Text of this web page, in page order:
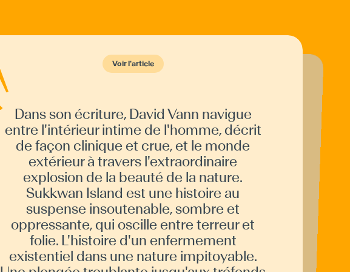
Voir l'article
Dans son écriture, David Vann navigue
entre l'intérieur intime de l'homme, décrit
de façon clinique et crue, et le monde
extérieur à travers l'extraordinaire
explosion de la beauté de la nature.
Sukkwan Island est une histoire au
suspense insoutenable, sombre et
oppressante, qui oscille entre terreur et
folie. L'histoire d'un enfermement
existentiel dans une nature impitoyable.
Voir l'article
Paru en 2009 en version originale et
l'année suivante en France aux éditions
Gallmeister, Sukkwan Island a marqué la
critique et le public, remportant le Prix
Médicis du roman étranger. Son style
d'écriture est reconnu pour son réalisme
brutal, offrant des explorations profondes
de la psyché humaine. Une adaptation
cinématographique très attendue sort en
salle le 18 février 2026.